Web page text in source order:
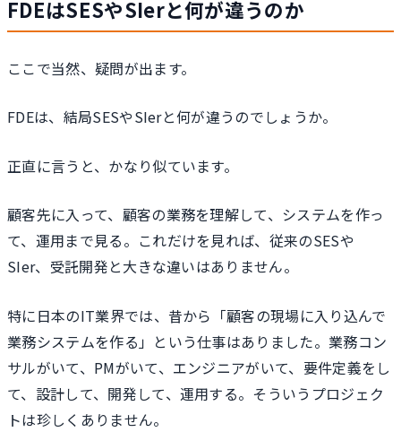
FDEはSESやSIerと何が違うのか
ここで当然、疑問が出ます。
FDEは、結局SESやSIerと何が違うのでしょうか。
正直に言うと、かなり似ています。
顧客先に入って、顧客の業務を理解して、システムを作っ
て、運用まで見る。これだけを見れば、従来のSESや
SIer、受託開発と大きな違いはありません。
特に日本のIT業界では、昔から「顧客の現場に入り込んで
業務システムを作る」という仕事はありました。業務コン
サルがいて、PMがいて、エンジニアがいて、要件定義をし
て、設計して、開発して、運用する。そういうプロジェク
トは珍しくありません。